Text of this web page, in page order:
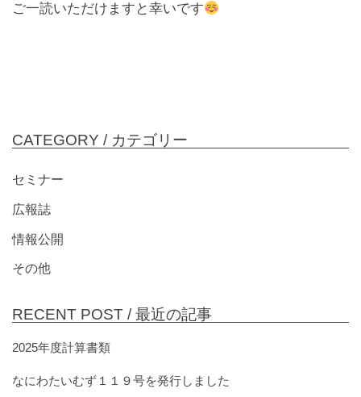
ご一読いただけますと幸いです
CATEGORY / カテゴリー
セミナー
広報誌
情報公開
その他
RECENT POST /最近の記事
2025年度計算書類
なにわたいむず１１９号を発行しました